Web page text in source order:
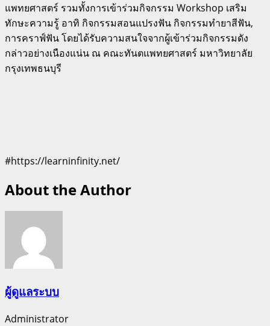
แพทยศาสตร์ รวมทั้งการเข้าร่วมกิจกรรม Workshop เสริม
ทักษะความรู้ อาทิ กิจกรรมสอนแปรงฟัน กิจกรรมทำยาสีฟัน,
การคราฟ์ฟัน โดยได้รับความสนใจจากผู้เข้าร่วมกิจกรรมดัง
กล่าวอย่างเนืองแน่น ณ คณะทันตแพทยศาสตร์ มหาวิทยาลัย
กรุงเทพธนบุรี
#https://learninfinity.net/
About the Author
ผู้ดูแลระบบ
Administrator